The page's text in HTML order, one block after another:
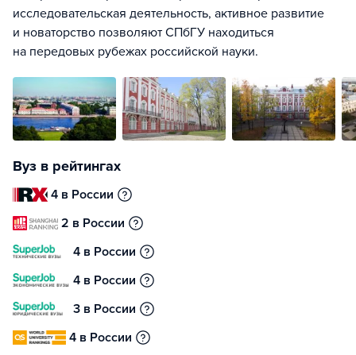
исследовательская деятельность, активное развитие
и новаторство позволяют СПбГУ находиться
на передовых рубежах российской науки.
Вуз в рейтингах
4 в России
2 в России
4 в России
4 в России
3 в России
4 в России